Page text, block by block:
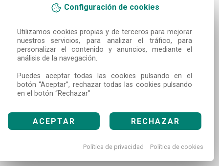
Configuración de cookies
Utilizamos cookies propias y de terceros para mejorar
nuestros servicios, para analizar el tráfico, para
personalizar el contenido y anuncios, mediante el
análisis de la navegación.
Puedes aceptar todas las cookies pulsando en el
botón “Aceptar”, rechazar todas las cookies pulsando
en el botón “Rechazar”
ACEPTAR RECHAZAR
Política de privacidad Política de cookies